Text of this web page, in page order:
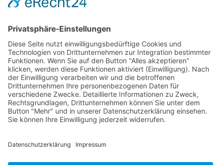
Wir sind Mitglied
Impressum
Login